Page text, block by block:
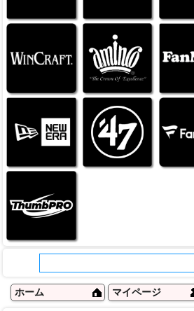
ホーム マイページ